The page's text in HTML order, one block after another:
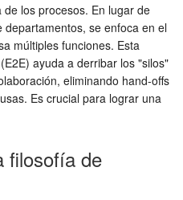
los procesos. En lugar de
se enfoca en el
múltiples funciones. Esta
ayuda a derribar los "silos"
eliminando hand-offs
Es crucial para lograr una
filosofía de